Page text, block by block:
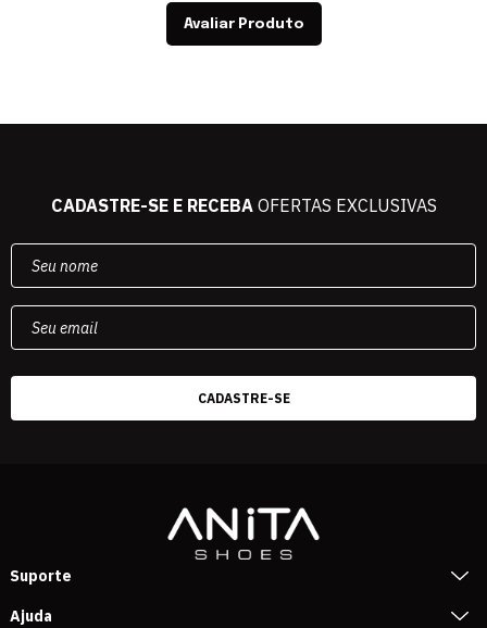
Avaliar Produto
CADASTRE-SE E RECEBAOFERTAS EXCLUSIVAS
Suporte
Ajuda